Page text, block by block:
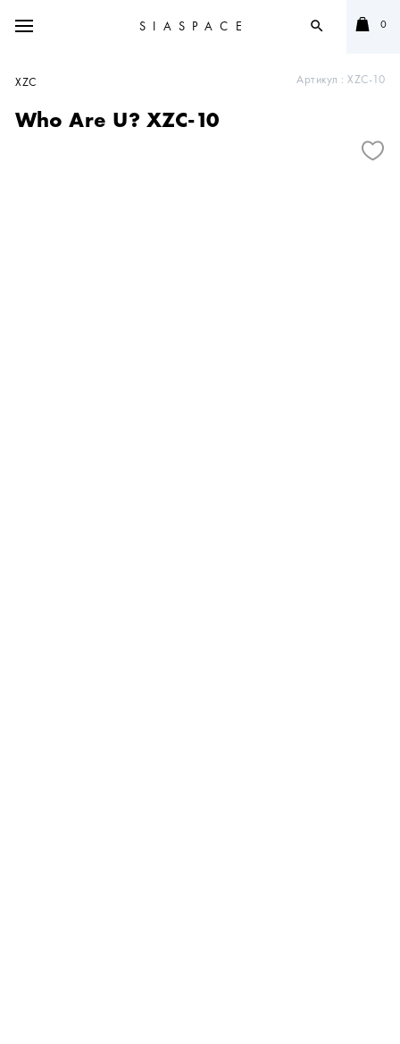
SIASPACE search 0
Артикул : XZC-10
XZC
Who Are U? XZC-10